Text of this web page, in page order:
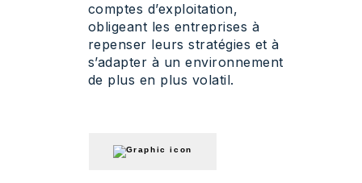
comptes d’exploitation,
obligeant les entreprises à
repenser leurs stratégies et à
s’adapter à un environnement
de plus en plus volatil.